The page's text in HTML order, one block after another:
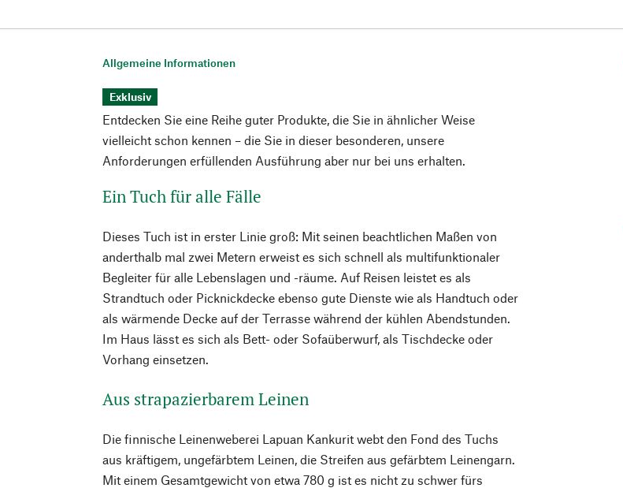
Allgemeine Informationen
Exklusiv
Entdecken Sie eine Reihe guter Produkte, die Sie in ähnlicher Weise
vielleicht schon kennen – die Sie in dieser besonderen, unsere
Anforderungen erfüllenden Ausführung aber nur bei uns erhalten.
Ein Tuch für alle Fälle
Dieses Tuch ist in erster Linie groß: Mit seinen beachtlichen Maßen von
anderthalb mal zwei Metern erweist es sich schnell als multifunktionaler
Begleiter für alle Lebenslagen und -räume. Auf Reisen leistet es als
Strandtuch oder Picknickdecke ebenso gute Dienste wie als Handtuch oder
als wärmende Decke auf der Terrasse während der kühlen Abendstunden.
Im Haus lässt es sich als Bett- oder Sofaüberwurf, als Tischdecke oder
Vorhang einsetzen.
Aus strapazierbarem Leinen
Die finnische Leinenweberei Lapuan Kankurit webt den Fond des Tuchs
aus kräftigem, ungefärbtem Leinen, die Streifen aus gefärbtem Leinengarn.
Mit einem Gesamtgewicht von etwa 780 g ist es nicht zu schwer fürs